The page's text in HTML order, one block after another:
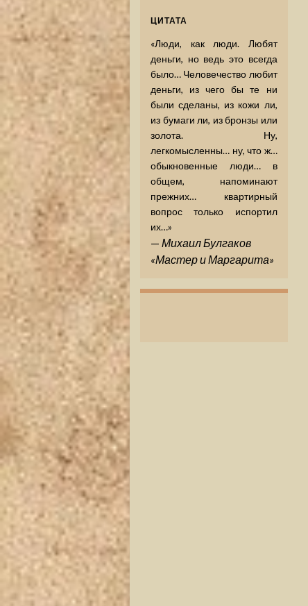
ЦИТАТА
«Люди, как люди. Любят
деньги, но ведь это всегда
было… Человечество любит
деньги, из чего бы те ни
были сделаны, из кожи ли,
из бумаги ли, из бронзы или
золота. Ну,
легкомысленны… ну, что ж…
обыкновенные люди… в
общем, напоминают
прежних… квартирный
вопрос только испортил
их…»
— Михаил Булгаков
«Мастер и Маргарита»